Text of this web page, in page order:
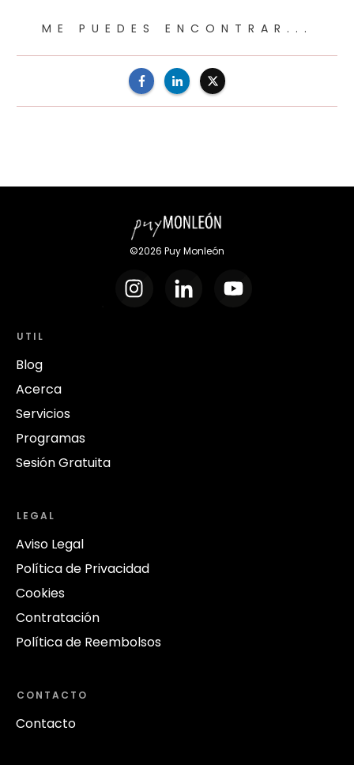
ME PUEDES ENCONTRAR...
©2026 Puy Monleón
UTIL
Blog
Acerca
Servicios
Programas
Sesión Gratuita
LEGAL
Aviso Legal
Política de Privacidad
Cookies
Contratación
Política de Reembolsos
CONTACTO
Contacto